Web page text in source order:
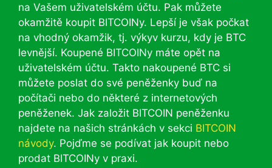
na Vašem uživatelském účtu. Pak můžete
okamžitě koupit BITCOINy. Lepší je však počkat
na vhodný okamžik, tj. výkyv kurzu, kdy je BTC
levnější. Koupené BITCOINy máte opět na
uživatelském účtu. Takto nakoupené BTC si
můžete poslat do své peněženky buď na
počítači nebo do některé z internetových
peněženek. Jak založit BITCOIN peněženku
najdete na našich stránkách v sekci BITCOIN
návody. Pojďme se podívat jak koupit nebo
prodat BITCOINy v praxi.